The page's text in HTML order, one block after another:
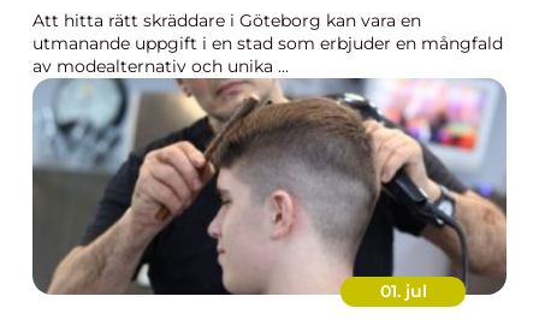
Att hitta rätt skräddare i Göteborg kan vara en
utmanande uppgift i en stad som erbjuder en mångfald
av modealternativ och unika ...
01. jul